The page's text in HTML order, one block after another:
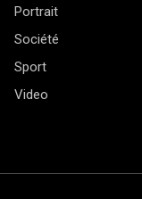
Portrait
Société
Sport
Video